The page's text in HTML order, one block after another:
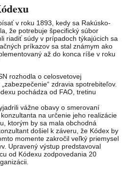
v roku 1893, kedy sa Rakúsko-
že potrebuje špecifický súbor
riadiť súdy v prípadoch týkajúcich sa
príkazov sa stal známym ako
až do konca ríše v roku
rozhodla o celosvetovej
zdravia spotrebiteľov.
pochádza od FAO, tretinu
vážne obavy o smerovaní
na určenie jeho realizácie
ktorým by sa mala obchodná
došiel k záveru, že Kódex by
momente zakročil veľký priemysel
Upravený výstup predstavoval
od Kódexu zodpovedania 20